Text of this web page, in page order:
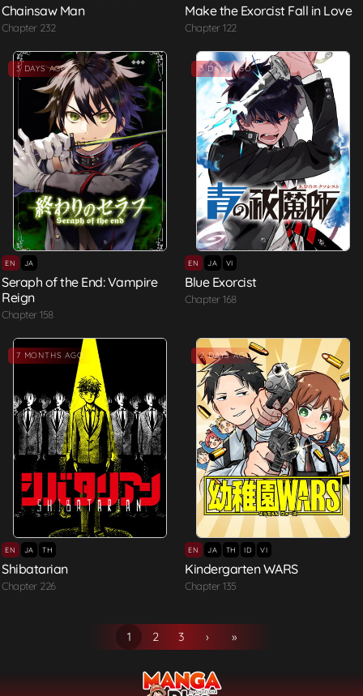
Chainsaw Man
Chapter 232
Make the Exorcist Fall in Love
Chapter 122
3 DAYS AGO
EN JA
Seraph of the End: Vampire
Reign
Chapter 158
3 DAYS AGO
EN JA VI
Blue Exorcist
Chapter 168
7 MONTHS AGO
EN JA TH
Shibatarian
Chapter 226
2 DAYS AGO Hot
EN JA TH ID VI
Kindergarten WARS
Chapter 135
1 2 3 › »